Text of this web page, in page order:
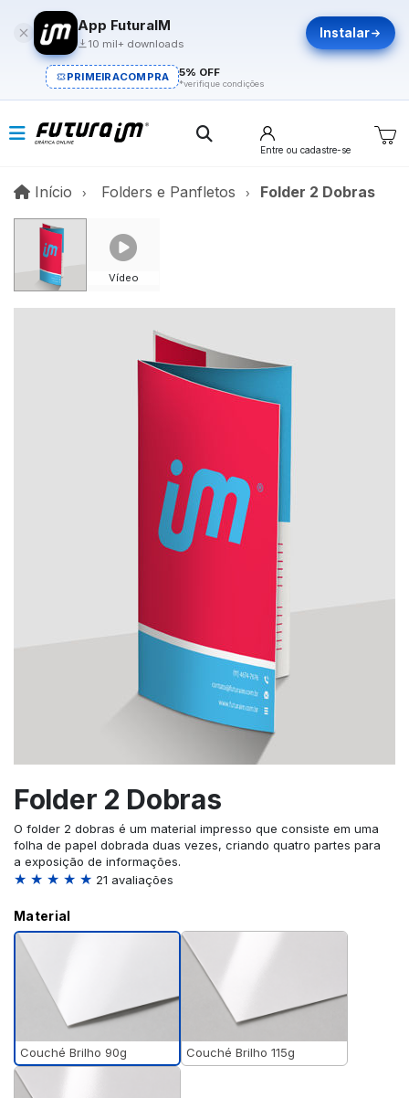
App FuturaIM
10 mil+ downloads
Instalar
PRIMEIRACOMPRA 5% OFF
*verifique condições
Entre ou cadastre-se
Início InícioFolders e Panfletos Folder 2 Dobras
Vídeo
Folder 2 Dobras
O folder 2 dobras é um material impresso que consiste em uma
folha de papel dobrada duas vezes, criando quatro partes para
a exposição de informações.
★ ★ ★ ★ ★ 21 avaliações
Material
Couché Brilho 90g Couché Brilho 115g